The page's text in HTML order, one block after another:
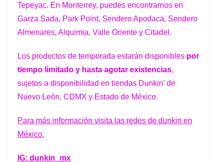
Tepeyac. En Monterrey, puedes encontrarnos en
Garza Sada, Park Point, SenderoApodaca, Sendero
Almenares, Alquimia, Valle Oriente y Citadel.
Los productos de temporada estarán disponibles por
tiempo limitado y hasta agotar existencias,
sujetos a disponibilidad en tiendas Dunkin’ de
Nuevo León, CDMX y Estado de México.
Para más información visita las redes de dunkin en
México.
IG: dunkin_mx